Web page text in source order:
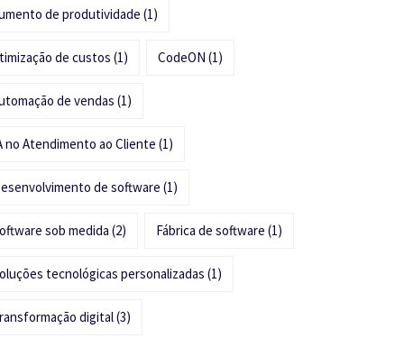
de produtividade (1)
de custos (1) CodeON (1)
de vendas (1)
no Atendimento ao Cliente (1)
de software (1)
sob medida (2) Fábrica de software (1)
tecnológicas personalizadas (1)
digital(3)